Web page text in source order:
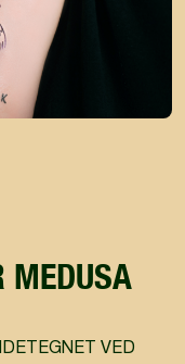
MEDUSA
VED